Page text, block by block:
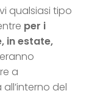
qualsiasi tipo
per i
in estate,
a
del